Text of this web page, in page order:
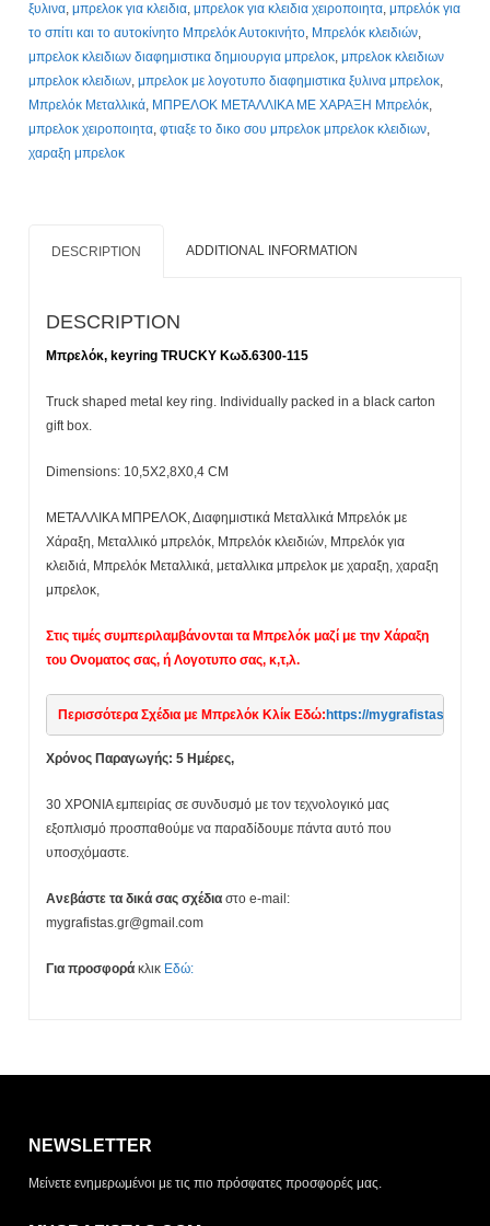
ξυλινα,μπρελοκ για κλειδια,μπρελοκ για κλειδια χειροποιητα,μπρελόκ για
το σπίτι και το αυτοκίνητο Μπρελόκ Αυτοκινήτο, Μπρελόκ κλειδιών,
μπρελοκ κλειδιων διαφημιστικα δημιουργια μπρελοκ,μπρελοκ κλειδιων
μπρελοκ κλειδιων,μπρελοκ με λογοτυπο διαφημιστικα ξυλινα μπρελοκ,
Μπρελόκ Μεταλλικά, ΜΠΡΕΛΟΚ ΜΕΤΑΛΛΙΚΑ ΜΕ ΧΑΡΑΞΗ Μπρελόκ,
μπρελοκ χειροποιητα,φτιαξε το δικο σου μπρελοκ μπρελοκ κλειδιων,
χαραξη μπρελοκ
DESCRIPTION ADDITIONAL INFORMATION
DESCRIPTION
Μπρελόκ, keyring TRUCKY Κωδ.6300-115
Truck shaped metal key ring. Individually packed in a black carton
gift box.
Dimensions: 10,5X2,8X0,4 CM
ΜΕΤΑΛΛΙΚΑ ΜΠΡΕΛΟΚ, Διαφημιστικά Μεταλλικά Μπρελόκ με
Χάραξη, Μεταλλικό μπρελόκ, Μπρελόκ κλειδιών, Μπρελόκ για
κλειδιά, Μπρελόκ Μεταλλικά, μεταλλικα μπρελοκ με χαραξη, χαραξη
μπρελοκ,
Στις τιμές συμπεριλαμβάνονται τα Μπρελόκ μαζί με την Χάραξη
του Ονοματος σας, ή Λογοτυπο σας, κ,τ,λ.
Περισσότερα Σχέδια με Μπρελόκ Κλίκ Εδώ:https://mygrafistas.com/
Χρόνος Παραγωγής: 5 Ημέρες,
30 ΧΡΟΝΙΑ εμπειρίας σε συνδυσμό με τον τεχνολογικό μας
εξοπλισμό προσπαθούμε να παραδίδουμε πάντα αυτό που
υποσχόμαστε.
Ανεβάστε τα δικά σας σχέδια στο e-mail:
mygrafistas.gr@gmail.com
Για προσφορά κλικ Εδώ:
NEWSLETTER
Μείνετε ενημερωμένοι με τις πιο πρόσφατες προσφορές μας.
ΤΡΌΠΟΣ ΠΑΡΆΔΟΣΗΣ